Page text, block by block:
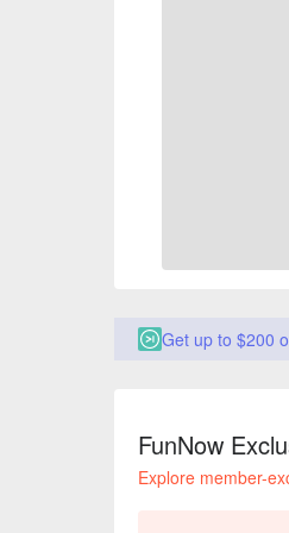
Get up to $200
FunNow
Explore member-